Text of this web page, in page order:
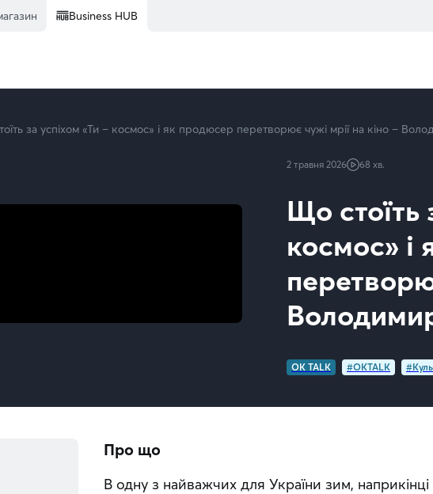
Business HUB
за успіхом «Ти – космос» і як продюсер перетворює чужі мрії на кіно –
2 травня 2026 68 хв.
Що стоїть
космос» і
OK TALK #OKTALK
Про що
В одну з найважчих для України зим,
перетворює чужі мрії на кіно – Володимир Яценко | Kyivstar Business